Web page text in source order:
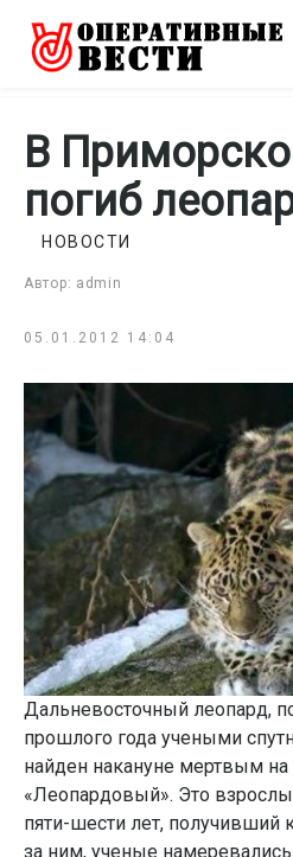
В
погиб
Автор: admin
НОВОСТИ
05.01.2012 14:04
Дальневосточный леопард,
прошлого года учеными
найден накануне мертвым на
«Леопардовый». Это
пяти-шести лет, получивший
за ним, ученые